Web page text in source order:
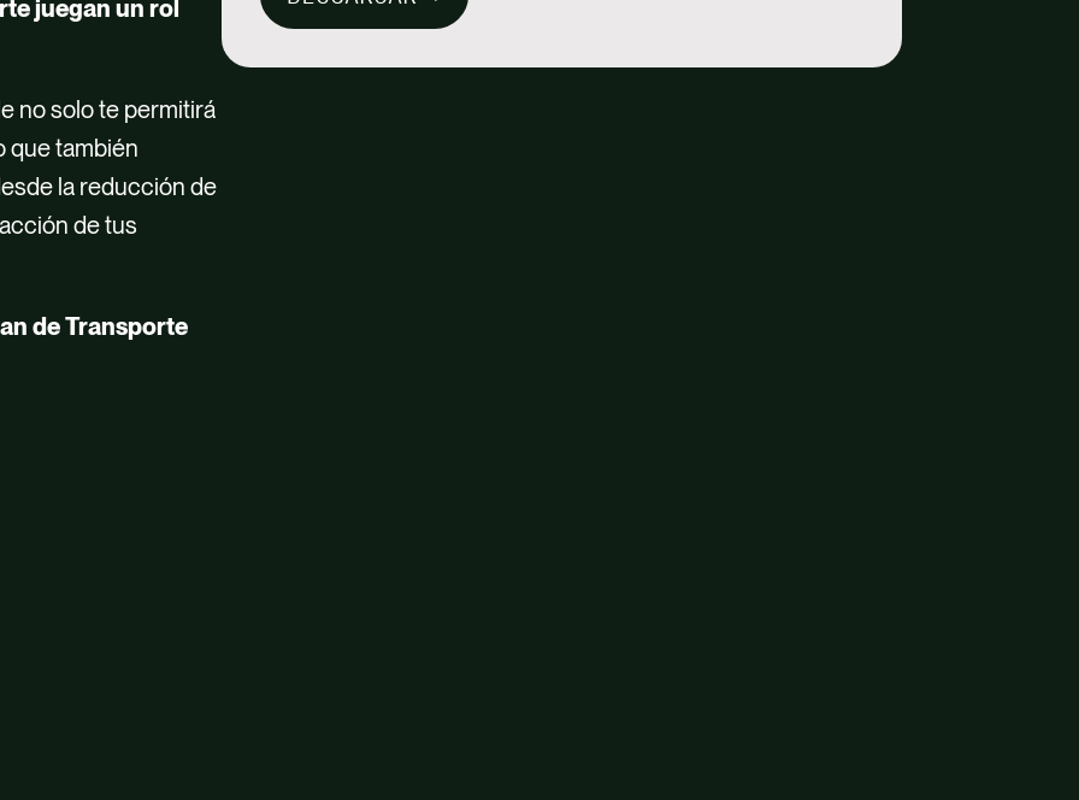
juegan un rol
no solo te permitirá
que también
la reducción de
de tus
de Transporte